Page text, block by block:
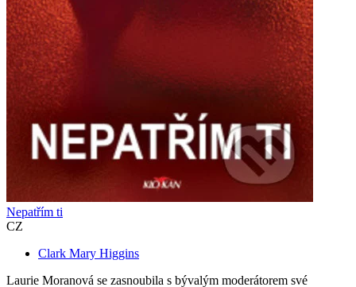
Nepatřím ti
CZ
Clark Mary Higgins
Laurie Moranová se zasnoubila s bývalým moderátorem své